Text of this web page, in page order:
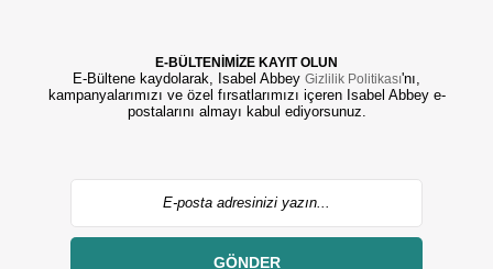
E-BÜLTENİMİZE KAYIT OLUN
E-Bültene kaydolarak, Isabel Abbey Gizlilik Politikası'nı,
kampanyalarımızı ve özel fırsatlarımızı içeren Isabel Abbey e-
postalarını almayı kabul ediyorsunuz.
GÖNDER